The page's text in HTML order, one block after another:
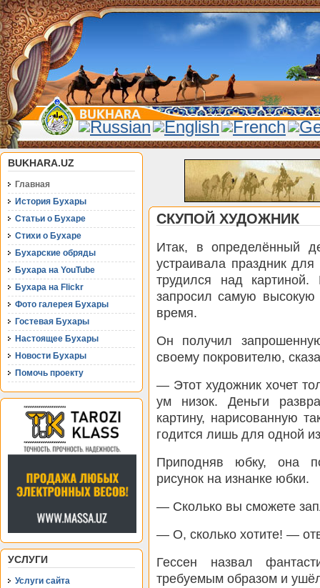
BUKHARA.UZ
Главная
История Бухары
Статьи о Бухаре
Стихи о Бухаре
Бухарские обряды
Бухара на YouTube
Бухара на Flickr
Фото галерея Бухары
Гостевая Бухары
Настоящее Бухары
Новости Бухары
Помочь проекту
УСЛУГИ
Услуги сайта
СКУПОЙ ХУДОЖНИК
Итак, в определённый
устраивала праздник для
трудился над
запросил самую высокую
время.
Он получил
своему покровителю,
— Этот художник хочет
ум низок. Деньги
картину, нарисованную
годится лишь для одной
Приподняв юбку, она
рисунок на изнанке юбки.
— Сколько вы сможете
— О, сколько хотите! —
Гессен назвал
требуемым образом и